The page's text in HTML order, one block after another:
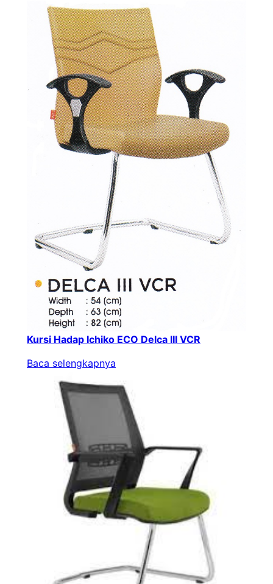
Kursi Hadap Ichiko ECO Delca III VCR
Baca selengkapnya